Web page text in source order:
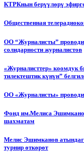
КТРКнын берүүлөрү
Общественная
ОО “Журналисты”
солидарности журналистов
«Журналисттер» коомдук
тилектештик күнүн”
ОО «Журналисты»
Фонд им.Мелиса
шахматам
Мелис Эшимканов
турнир өткөрөт